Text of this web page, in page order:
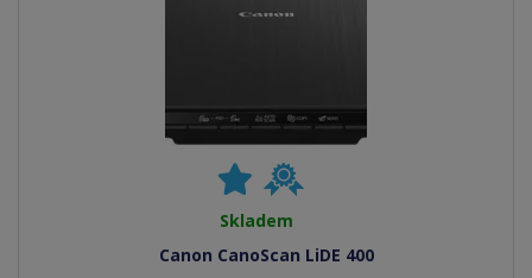
Skladem
Canon CanoScan LiDE 400